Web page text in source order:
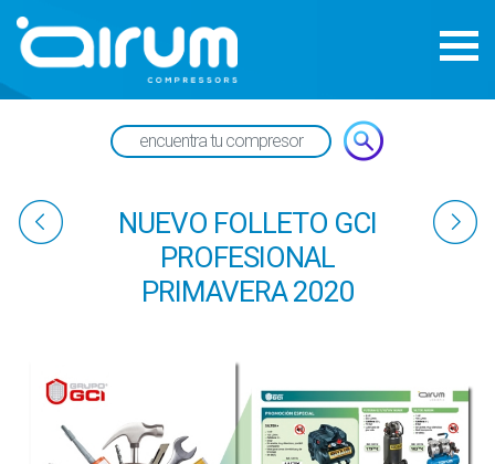
NUEVO FOLLETO GCI
PROFESIONAL
PRIMAVERA 2020